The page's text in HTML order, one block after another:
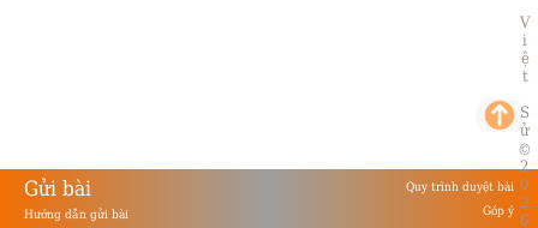
Gửi bài
Hướng dẫn gửi bài
Quy trình duyệt bài
Góp ý
Việt Sử
©
2026